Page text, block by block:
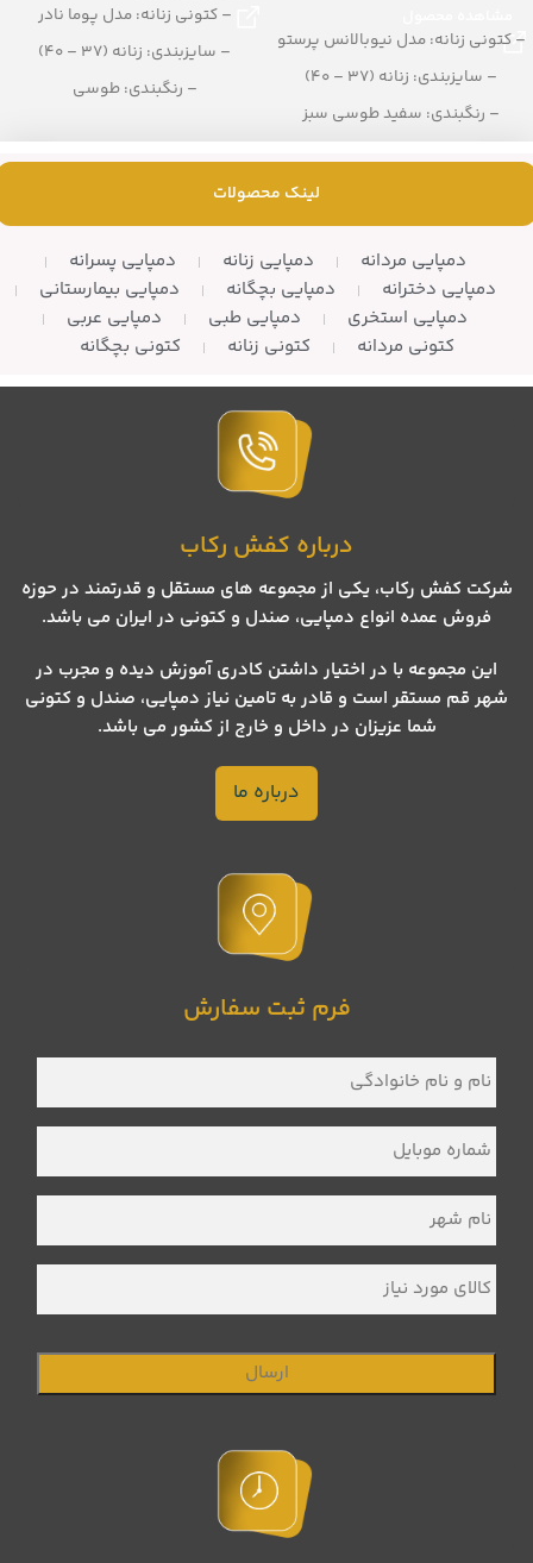
– کتونی زنانه: مدل نیوبالانس پرستو
– سایزبندی: زنانه (37 – 40)
– رنگبندی: سفید طوسی سبز
– کتونی زنانه: مدل پوما نادر
– سایزبندی: زنانه (37 – 40)
– رنگبندی: طوسی
لینک محصولات
دمپایی مردانه دمپایی زنانه
دمپایی پسرانه
دمپایی دخترانه
دمپایی بچگانه
دمپایی بیمارستانی
دمپایی استخری
دمپایی طبی
دمپایی عربی
کتونی مردانه
کتونی زنانه کتونی بچگانه
درباره کفش رکاب
شرکت کفش رکاب، یکی از مجموعه های مستقل و قدرتمند در حوزه
فروش عمده انواع دمپایی، صندل و کتونی در ایران می باشد.
این مجموعه با در اختیار داشتن کادری آموزش دیده و مجرب در
شهر قم مستقر است و قادر به تامین نیاز دمپایی، صندل و کتونی
شما عزیزان در داخل و خارج از کشور می باشد.
درباره ما
فرم ثبت سفارش
نام
و
نام
خانوادگی
*
شماره
موبایل *
نام
شهر *
کالای
مورد
نیاز